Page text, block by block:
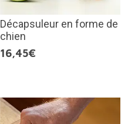
Décapsuleur en forme de
chien
16,45€